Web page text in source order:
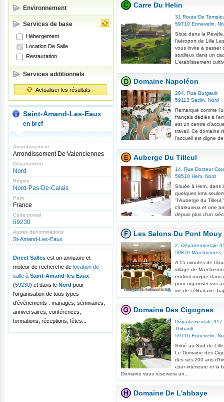
Environnement
Services de base
Hébergement
Location De Salle
Restauration
Services additionnels
Actualiser les résultats
Saint-Amand-Les-Eaux
en bref
Arrondissement
Arrondissement De Valenciennes
Département
Nord
Région
Nord-Pas-De-Calais
Pays
France
Code postal
59230
Autres dénominations
St-Amand-Les-Eaux
Direct Salles est un annuaire et
moteur de recherche de location de
salle à Saint-Amand-les-Eaux
(59230) et dans le Nord pour
l'organisation de tous types
d'événements : mariages, séminaires,
anniversaires, conférences,
formations, réceptions, fêtes...
Carre Du Helin
31 Route De
59710 Ennevelin
Situé dans la
l'aéroport de Lille
vous invite à passer
studieux dans un
L'établissement
Domaine Napoléon
204, Rue Burgault
59113 Seclin
Nord
Remarqué comme
français dédiés à
est un centre
travail. Ce domaine
l'accueil est digne
Auberge Du Tilleul
14, Rue Docteur
59510 Hem Nord
Située à Hem, dans
quelques kms
"l'Auberge du
chaleureux et une
depuis plus d'un
Les Salons Du Pont Mouy
2, Départementale
59870 Marchiennes
A 15 minutes de
village de
endroit unique dans
pour organiser vos
vie de célibataire,
Domaine Des Cigognes
Départementale
Thibault
59710 Ennevelin
Situé au Sud de
Le Domaine des
des ses 200 ans
cour intérieure et la
Domaine vous réservera un...
Domaine De L'abbaye